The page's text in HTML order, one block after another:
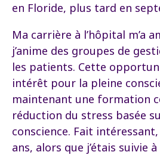
en Floride, plus tard en
Ma carrière à l’hôpital m’a
j’anime des groupes de
les patients. Cette
intérêt pour la pleine
maintenant une formation
réduction du stress basée
conscience. Fait intéressant,
ans, alors que j’étais suivie